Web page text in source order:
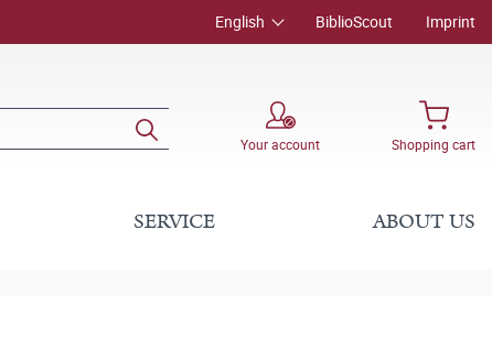
English BiblioScout Imprint
Your account Shopping cart
SERVICE ABOUT US